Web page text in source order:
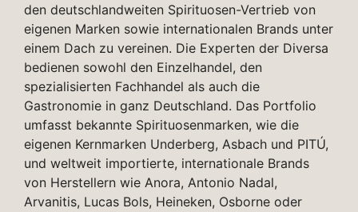
den deutschlandweiten Spirituosen-Vertrieb von
eigenen Marken sowie internationalen Brands unter
einem Dach zu vereinen. Die Experten der Diversa
bedienen sowohl den Einzelhandel, den
spezialisierten Fachhandel als auch die
Gastronomie in ganz Deutschland. Das Portfolio
umfasst bekannte Spirituosenmarken, wie die
eigenen Kernmarken Underberg, Asbach und PITÚ,
und weltweit importierte, internationale Brands
von Herstellern wie Anora, Antonio Nadal,
Arvanitis, Lucas Bols, Heineken, Osborne oder